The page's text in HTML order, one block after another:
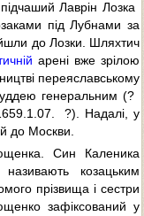
Лаврін Лозка 
під Лубнами за
до Лозки. Шляхтич
арені вже зрілою
переяславському
генеральним (? 
 ?). Надалі, у
до Москви.
Син Каленика
козацьким
прізвища і сестри
зафіксований у